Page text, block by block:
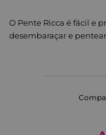
O Pente Ricca é fácil e
desembaraçar e